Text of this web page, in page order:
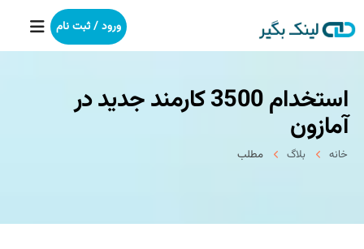
خانه
بکلینک
خدمات ما
ورود / ثبت نام
استخدام 3500 كارمند جدید در
آمازون
خانه بلاگ مطلب